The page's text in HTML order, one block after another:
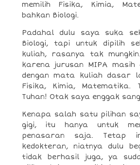
memilih Fisika, Kimia,
bahkan Biologi.
Padahal dulu saya suka
Biologi, tapi untuk dipilih
kuliah, rasanya tak
karena jurusan MIPA masih
dengan mata kuliah dasar
Fisika, Kimia, Matematika.
Tuhan! Otak saya enggak
Kenapa salah satu pilihan
gigi, itu hanya untuk
penasaran saja. Tetap
kedokteran, niatnya dulu
tidak berhasil juga, ya